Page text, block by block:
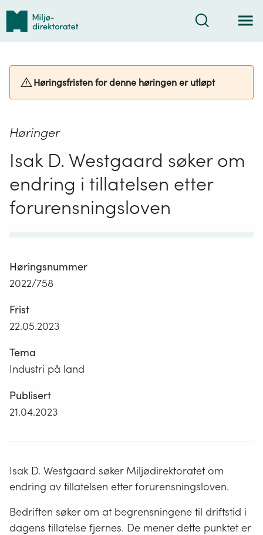
Tilbake
forsiden
Søk
Høringsfristen for denne høringen er utløpt
Høringer
Isak D. Westgaard søker om
endring i tillatelsen etter
forurensningsloven
Høringsnummer
2022/758
Frist
22.05.2023
Tema
Industri på land
Publisert
21.04.2023
Isak D. Westgaard søker Miljødirektoratet om
endring av tillatelsen etter forurensningsloven.
Bedriften søker om at begrensningene til driftstid i
dagens tillatelse fjernes. De mener dette punktet er